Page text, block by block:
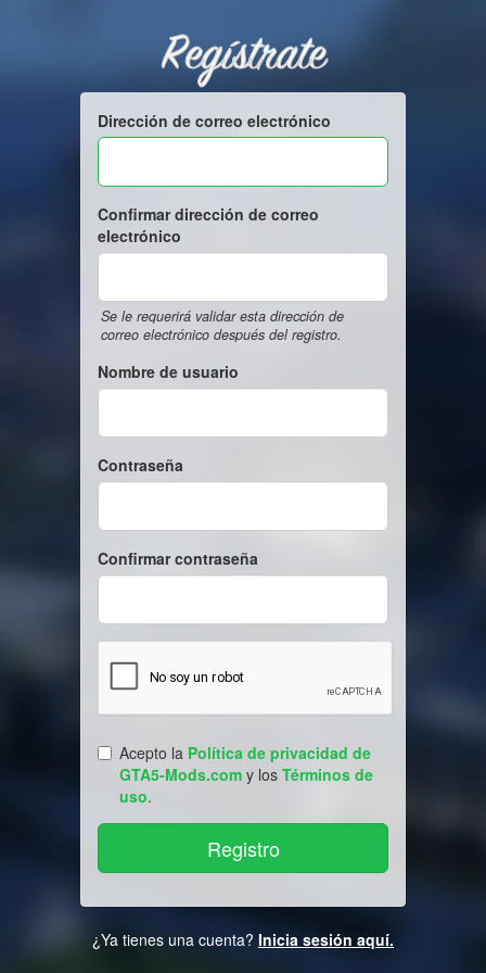
Regístrate
Dirección de correo electrónico
Confirmar dirección de correo
electrónico
Se le requerirá validar esta dirección de
correo electrónico después del registro.
Nombre de usuario
Contraseña
Confirmar contraseña
Acepto la Política de privacidad de
GTA5-Mods.com y los Términos de
uso.
¿Ya tienes una cuenta? Inicia sesión aquí.